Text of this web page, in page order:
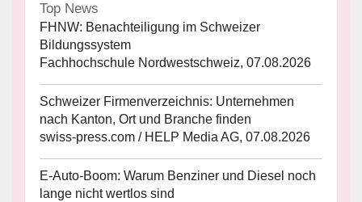
Top News
FHNW: Benachteiligung im Schweizer
Bildungssystem
Fachhochschule Nordwestschweiz, 07.08.2026
Schweizer Firmenverzeichnis: Unternehmen
nach Kanton, Ort und Branche finden
swiss-press.com / HELP Media AG, 07.08.2026
E-Auto-Boom: Warum Benziner und Diesel noch
lange nicht wertlos sind